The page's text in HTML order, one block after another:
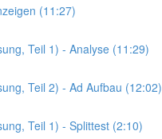
(11:27)
Teil 1) - Analyse (11:29)
Teil 2) - Ad Aufbau (12:02)
Teil 1) - Splittest (2:10)